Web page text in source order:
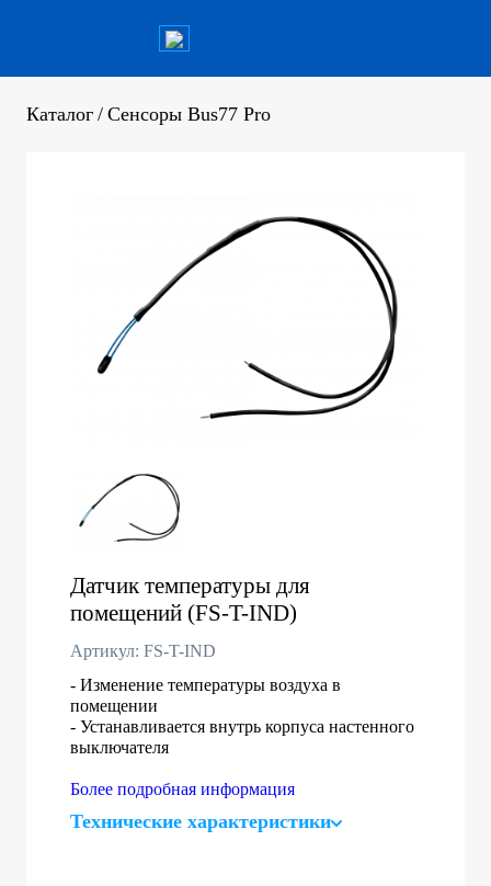
Каталог / Сенсоры Bus77 Pro
Датчик температуры для
помещений (FS-T-IND)
Артикул: FS-T-IND
- Изменение температуры воздуха в
помещении
- Устанавливается внутрь корпуса настенного
выключателя
Более подробная информация
Технические характеристики